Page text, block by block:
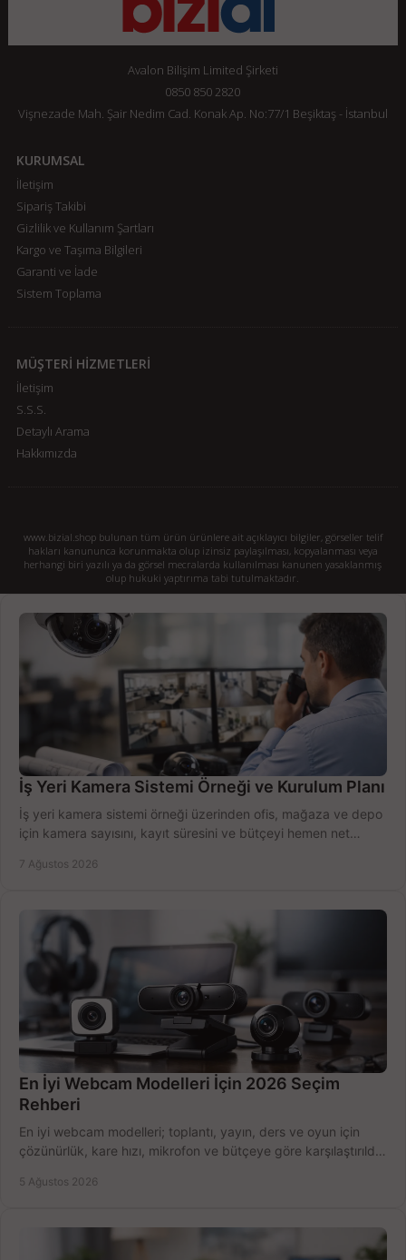
Avalon Bilişim Limited Şirketi
0850 850 2820
Vişnezade Mah. Şair Nedim Cad. Konak Ap. No:77/1 Beşiktaş - İstanbul
KURUMSAL
İletişim
Sipariş Takibi
Gizlilik ve Kullanım Şartları
Kargo ve Taşıma Bilgileri
Garanti ve İade
Sistem Toplama
MÜŞTERİ HİZMETLERİ
İletişim
S.S.S.
Detaylı Arama
Hakkımızda
www.bizial.shop bulunan tüm ürün ürünlere ait açıklayıcı bilgiler, görseller telif
hakları kanununca korunmakta olup izinsiz paylaşılması, kopyalanması veya
herhangi biri yazılı ya da görsel mecralarda kullanılması kanunen yasaklanmış
olup hukuki yaptırıma tabi tutulmaktadır.
İş Yeri Kamera Sistemi Örneği ve Kurulum Planı
İş yeri kamera sistemi örneği üzerinden ofis, mağaza ve depo
için kamera sayısını, kayıt süresini ve bütçeyi hemen net
7 Ağustos 2026
En İyi Webcam Modelleri İçin 2026 Seçim
Rehberi
En iyi webcam modelleri; toplantı, yayın, ders ve oyun için
çözünürlük, kare hızı, mikrofon ve bütçeye göre karşılaştırıldı.
5 Ağustos 2026